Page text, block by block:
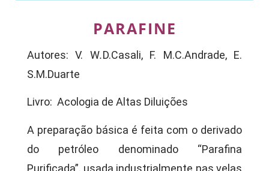
PARAFINE
Autores: V. W.D.Casali, F. M.C.Andrade, E.
S.M.Duarte
Livro: Acologia de Altas Diluições
A preparação básica é feita com o derivado
do petróleo denominado “Parafina
Purificada”, usada industrialmente nas velas